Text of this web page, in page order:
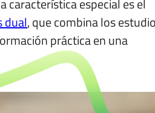
característica especial es el
dual, que combina los
práctica en una